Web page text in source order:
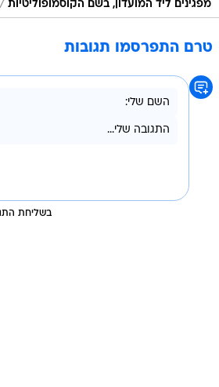
מפגינים ליד המועדון, בשם הקוסמופוליטיות /
טרם התפרסמו תגובות
בשליחת